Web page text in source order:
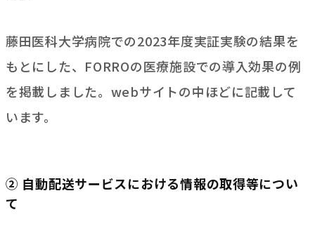
藤田医科大学病院での2023年度実証実験の結果を
もとにした、FORROの医療施設での導入効果の例
を掲載しました。webサイトの中ほどに記載して
います。
② 自動配送サービスにおける情報の取得等につい
て